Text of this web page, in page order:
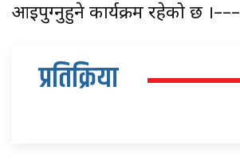
आइपुग्नुहुने कार्यक्रम रहेको छ ।–––
प्रतिक्रिया